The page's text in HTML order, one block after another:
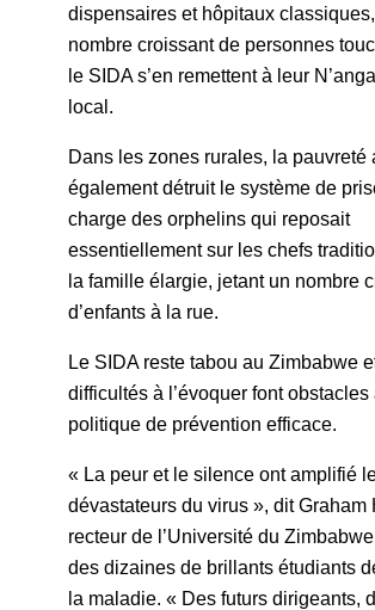
dispensaires et hôpitaux
nombre croissant de personnes
le SIDA s’en remettent à leur
local.
Dans les zones rurales, la pauvreté
également détruit le système de
charge des orphelins qui reposait
essentiellement sur les chefs
la famille élargie, jetant un nombre
d’enfants à la rue.
Le SIDA reste tabou au Zimbabwe
difficultés à l’évoquer font obstacles
politique de prévention efficace.
« La peur et le silence ont amplifié
dévastateurs du virus », dit Graham
recteur de l’Université du
des dizaines de brillants étudiants
la maladie. « Des futurs dirigeants,